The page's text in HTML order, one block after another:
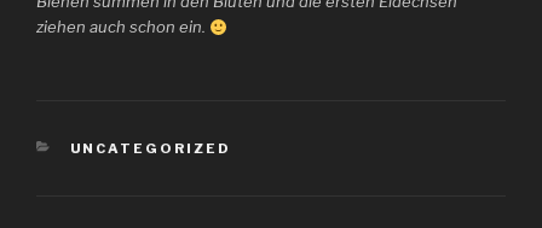
ziehen auch schon ein.
KATEGORIEN
UNCATEGORIZED